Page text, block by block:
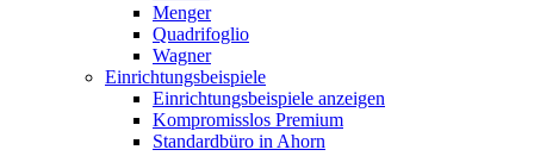
Menger
Quadrifoglio
Wagner
Einrichtungsbeispiele
Einrichtungsbeispiele anzeigen
Kompromisslos Premium
Standardbüro in Ahorn